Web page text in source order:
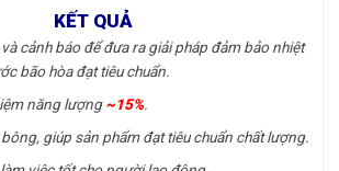
KẾT QUẢ
cảnh báo để đưa ra giải pháp đảm bảo nhiệt
bão hòa đạt tiêu chuẩn.
năng lượng~15%.
giúp sản phẩm đạt tiêu chuẩn chất lượng.